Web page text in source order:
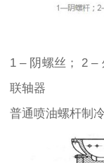
1 – 阴螺丝； 2 –
联轴器
普通喷油螺杆制